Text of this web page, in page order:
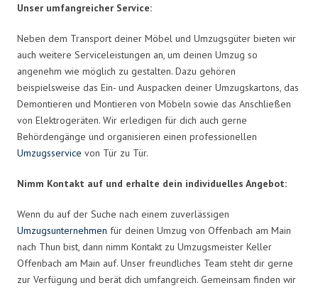
Unser umfangreicher Service:
Neben dem Transport deiner Möbel und Umzugsgüter bieten wir
auch weitere Serviceleistungen an, um deinen Umzug so
angenehm wie möglich zu gestalten. Dazu gehören
beispielsweise das Ein- und Auspacken deiner Umzugskartons, das
Demontieren und Montieren von Möbeln sowie das Anschließen
von Elektrogeräten. Wir erledigen für dich auch gerne
Behördengänge und organisieren einen professionellen
Umzugsservice von Tür zu Tür.
Nimm Kontakt auf und erhalte dein individuelles Angebot:
Wenn du auf der Suche nach einem zuverlässigen
Umzugsunternehmen für deinen Umzug von Offenbach am Main
nach Thun bist, dann nimm Kontakt zu Umzugsmeister Keller
Offenbach am Main auf. Unser freundliches Team steht dir gerne
zur Verfügung und berät dich umfangreich. Gemeinsam finden wir